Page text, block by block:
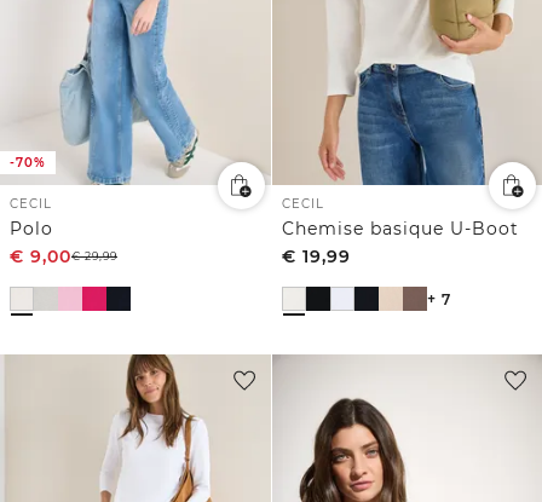
-70%
CECIL
Polo
€ 9,00€29,99
CECIL
Chemise basique U-Boot
€ 19,99
+ 7